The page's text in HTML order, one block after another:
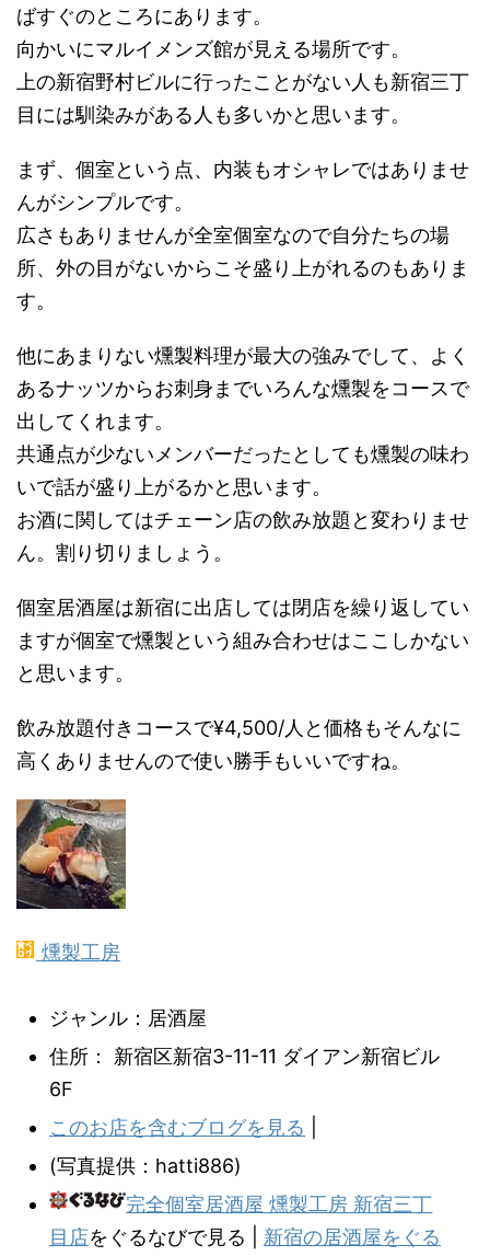
ばすぐのところにあります。
向かいにマルイメンズ館が見える場所です。
上の新宿野村ビルに行ったことがない人も新宿三丁
目には馴染みがある人も多いかと思います。
まず、個室という点、内装もオシャレではありませ
んがシンプルです。
広さもありませんが全室個室なので自分たちの場
所、外の目がないからこそ盛り上がれるのもありま
す。
他にあまりない燻製料理が最大の強みでして、よく
あるナッツからお刺身までいろんな燻製をコースで
出してくれます。
共通点が少ないメンバーだったとしても燻製の味わ
いで話が盛り上がるかと思います。
お酒に関してはチェーン店の飲み放題と変わりませ
ん。割り切りましょう。
個室居酒屋は新宿に出店しては閉店を繰り返してい
ますが個室で燻製という組み合わせはここしかない
と思います。
飲み放題付きコースで¥4,500/人と価格もそんなに
高くありませんので使い勝手もいいですね。
燻製工房
ジャンル：居酒屋
住所： 新宿区新宿3-11-11 ダイアン新宿ビル
6F
このお店を含むブログを見る
(写真提供：hatti886)
完全個室居酒屋 燻製工房 新宿三丁
目店をぐるなびで見る | 新宿の居酒屋をぐる